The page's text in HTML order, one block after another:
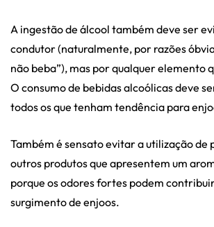
A ingestão de álcool também deve ser
condutor (naturalmente, por razões
não beba”), mas por qualquer elemento
O consumo de bebidas alcoólicas deve
todos os que tenham tendência para
Também é sensato evitar a utilização de
outros produtos que apresentem um
porque os odores fortes podem
surgimento de enjoos.